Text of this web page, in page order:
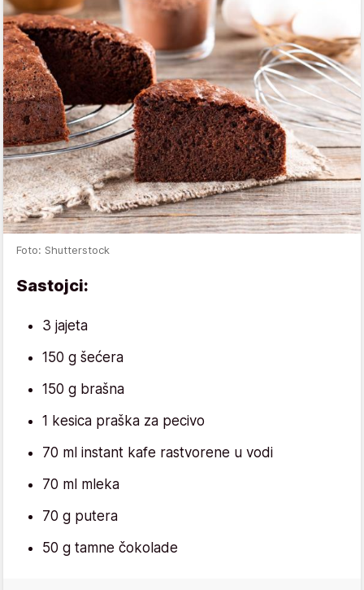
Foto: Shutterstock
Sastojci:
3 jajeta
150 g šećera
150 g brašna
1 kesica praška za pecivo
70 ml instant kafe rastvorene u vodi
70 ml mleka
70 g putera
50 g tamne čokolade